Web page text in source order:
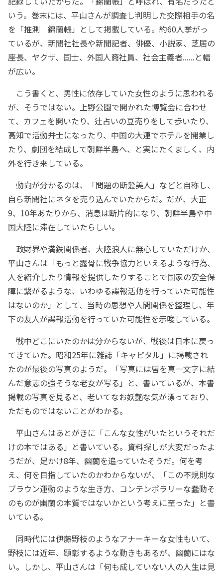
いう。巻末には、平山さんが調査し判明した交際相手の名
を「推測 錦蘭帳」として掲載している。約60人挙がっ
ているが、新聞社社長や新聞記者、俳優、小説家、芝居の
座長、ヤクザ、国士、外国人商社員、社会主義者......と幅
が広い。
こう書くと、男性に依存していた女性のように思われる
が、そうではない。上野公園で開かれた博覧会に合わせ
て、カフェを開いたり、辻占いの豆売りをして歩いたり、
高知で活動弁士になったり、中国の大連でホテルを開業し
たり、劇団を結成して朝鮮半島へ、と実にたくましく、内
外を行き来している。
動向が分かるのは、「問題の断髪美人」などと自称し、
自ら新聞社にネタを売り込んでいたからだ。だが、大正
9、10年あたりから、消息は断片的になり、朝鮮半島や中
国大陸に滞在していたらしい。
政財界や満鉄関係者、大陸浪人に無心していただけか、
平山さんは「もっと露骨に戦争協力といえるような行為、
人を紹介したり情報を提供したりすることで国家の安全保
障に繋がるような、いわゆる諜報活動を行っていた可能性
はないのか」として、当時の思想や人間関係を整理し、年
下の友人が諜報活動を行っていた可能性を示唆している。
戦中どこにいたのかは分からないが、戦後は日本に戻っ
てきていた。昭和25年に雑誌「キャピタル」に掲載され
たのが最後の写真のようだ。「写真には唇を真一文字に結
んだ意志の強そうな老女が写る」と、書いているが、本書
掲載の写真を見ると、老いてなお妖艶な気が漂っており、
ただものではないことがわかる。
平山さんはあとがきに「こんな女性がいたというそれだ
けの本ではある」と書いている。資料探しが大変だったよ
うだが、足かけ8年、幽蘭を追っていたそうだ。何を考
え、何を目指していたのかわからないが、「この不規則な
ブラウン運動のような生き方、コンテンポラリーな蠢動そ
のものが幽蘭の本質ではないかという考えに至った」と書
いている。
同時代には伊藤野枝のようなアナーキーな女性もいて、
野枝には近年、顕彰するような動きもあるが、幽蘭にはな
い。しかし、平山さんは「何も成していない人の人生は見